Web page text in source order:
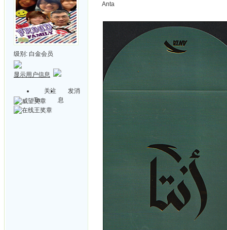
级别: 白金会员
显示用户信息
关注
Ta
发消
息
Anta